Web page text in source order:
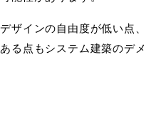
ザインの自由度が低い点、
る点もシステム建築のデメ